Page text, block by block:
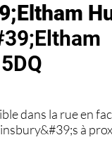
dans la rue en
à